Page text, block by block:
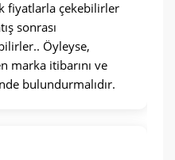
fiyatlarla çekebilirler
sonrası
Öyleyse,
marka itibarını ve
bulundurmalıdır.